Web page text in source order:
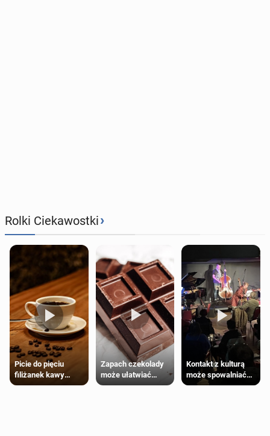
Rolki Ciekawostki›
Picie do pięciu
filiżanek kawy
dziennie jest
Zapach czekolady
może ułatwiać
trening siłowy
Kontakt z kulturą
może spowalniać
starzenie